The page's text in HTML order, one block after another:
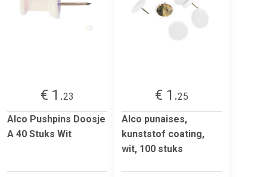
€ 1.23
Alco Pushpins Doosje
A 40 Stuks Wit
€ 1.25
Alco punaises,
kunststof coating,
wit, 100 stuks